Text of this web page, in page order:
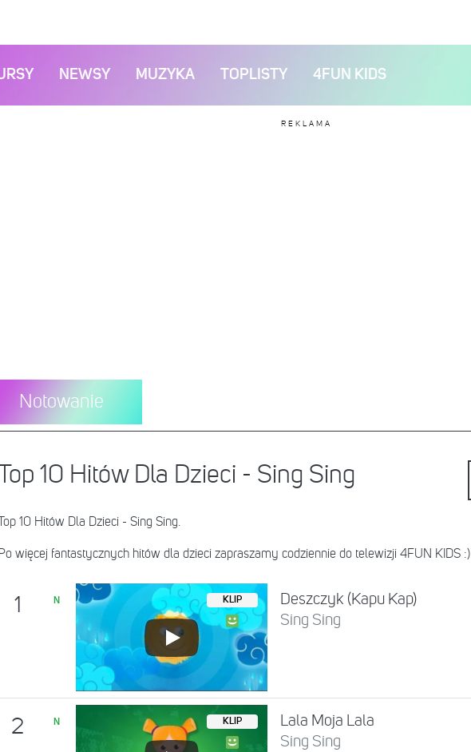
NEWSY MUZYKA TOPLISTY 4FUN KIDS
REKLAMA
Notowanie
Top 10 Hitów Dla Dzieci - Sing Sing
Top 10 Hitów Dla Dzieci - Sing Sing.
Po więcej fantastycznych hitów dla dzieci zapraszamy codziennie do telewizji 4FUN KIDS :)
1 N KLIP
Deszczyk (Kapu Kap)
Sing Sing
2 N KLIP
Lala Moja Lala
Sing Sing